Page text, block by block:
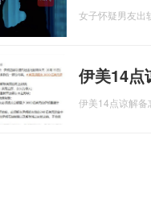
女子怀疑男友出
伊美14点
伊美14点谅解备